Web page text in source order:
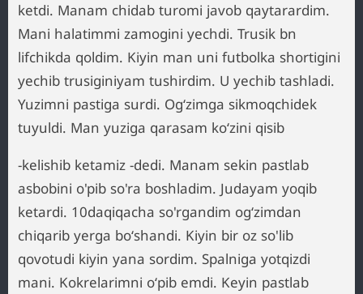
ketdi. Manam chidab turomi javob qaytarardim.
Mani halatimmi zamogini yechdi. Trusik bn
lifchikda qoldim. Kiyin man uni futbolka shortigini
yechib trusiginiyam tushirdim. U yechib tashladi.
Yuzimni pastiga surdi. Ogʻzimga sikmoqchidek
tuyuldi. Man yuziga qarasam koʻzini qisib
-kelishib ketamiz -dedi. Manam sekin pastlab
asbobini o'pib so'ra boshladim. Judayam yoqib
ketardi. 10daqiqacha so'rgandim ogʻzimdan
chiqarib yerga boʻshandi. Kiyin bir oz so'lib
qovotudi kiyin yana sordim. Spalniga yotqizdi
mani. Kokrelarimni oʻpib emdi. Keyin pastlab